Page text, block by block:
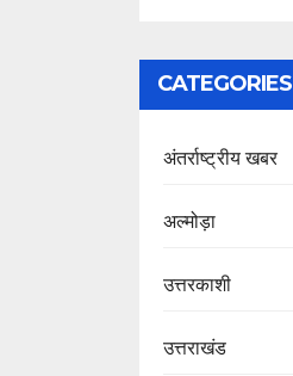
CATEGORIES
अंतर्राष्ट्रीय खबर
अल्मोड़ा
उत्तरकाशी
उत्तराखंड